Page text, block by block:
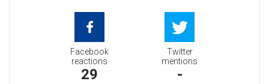
Facebook
reactions
29
Twitter
mentions
-